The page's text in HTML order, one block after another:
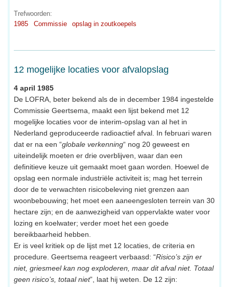
Trefwoorden:
1985
Commissie opslag in zoutkoepels
12 mogelijke locaties voor afvalopslag
4 april 1985
De LOFRA, beter bekend als de in december 1984 ingestelde
Commissie Geertsema, maakt een lijst bekend met 12
mogelijke locaties voor de interim-opslag van al het in
Nederland geproduceerde radioactief afval. In februari waren
dat er na een “globale verkenning“ nog 20 geweest en
uiteindelijk moeten er drie overblijven, waar dan een
definitieve keuze uit gemaakt moet gaan worden. Hoewel de
opslag een normale industriële activiteit is; mag het terrein
door de te verwachten risicobeleving niet grenzen aan
woonbebouwing; het moet een aaneengesloten terrein van 30
hectare zijn; en de aanwezigheid van oppervlakte water voor
lozing en koelwater; verder moet het een goede
bereikbaarheid hebben.
Er is veel kritiek op de lijst met 12 locaties, de criteria en
procedure. Geertsema reageert verbaasd: “Risico’s zijn er
niet, griesmeel kan nog exploderen, maar dit afval niet. Totaal
geen risico’s, totaal niet”, laat hij weten. De 12 zijn: